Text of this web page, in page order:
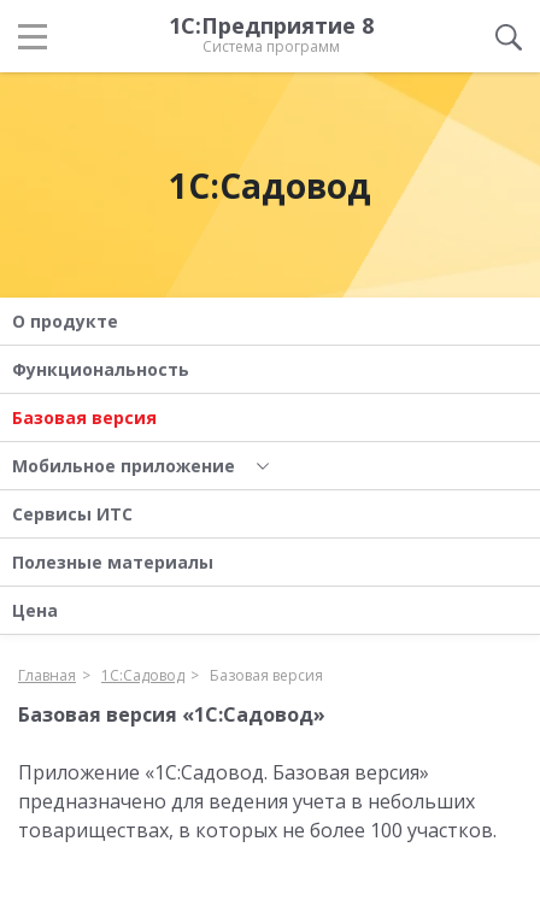
1С:Предприятие 8
Система программ
1С:Садовод
О продукте
Функциональность
Базовая версия
Мобильное приложение
Сервисы ИТС
Полезные материалы
Цена
Главная 1С:Садовод Базовая версия
Базовая версия «1С:Садовод»
Приложение «1С:Садовод. Базовая версия»
предназначено для ведения учета в небольших
товариществах, в которых не более 100 участков.